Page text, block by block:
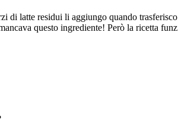
latte residui li aggiungo quando
questo ingrediente! Però la ricetta